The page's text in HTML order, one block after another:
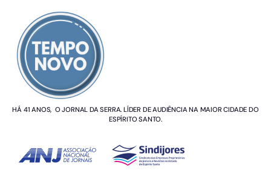
HÁ 41 ANOS, O JORNAL DA SERRA. LÍDER DE AUDIÊNCIA NA MAIOR CIDADE DO
ESPÍRITO SANTO.